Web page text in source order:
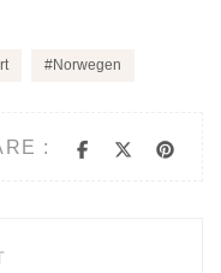
Norwegen
: